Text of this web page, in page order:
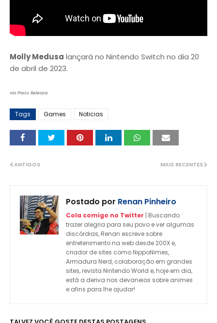
Molly Medusa lançará no Nintendo Switch no dia 20
de abril de 2023.
via Press Release
Tags Games Noticias
MAIS RECENTES
ANTIGOS
Postado por Renan Pinheiro
Cola comigo no Twitter | Buscando
trazer alegria para seu povo e ver algumas
discórdias, Renan escreve sobre
entretenimento na web desde 200X e,
criador de sites como NippoNimes,
Armadura Nerd, colaboração em grandes
sites, revista Nintendo World e, hoje em dia,
está a deriva nos devaneios sobre animes
e afins para lhe ajudar!